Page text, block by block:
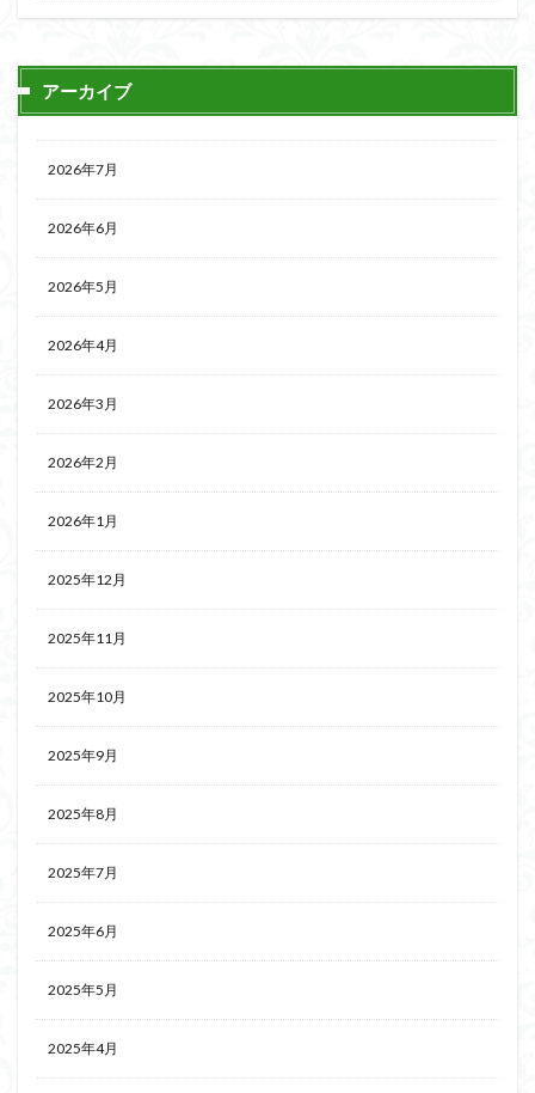
アーカイブ
2026年7月
2026年6月
2026年5月
2026年4月
2026年3月
2026年2月
2026年1月
2025年12月
2025年11月
2025年10月
2025年9月
2025年8月
2025年7月
2025年6月
2025年5月
2025年4月